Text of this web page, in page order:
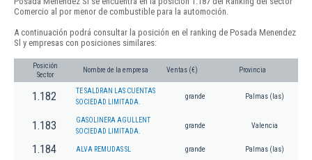
Comercio al por menor de combustible para la automoción.
A continuación podrá consultar la posición en el ranking de Posada Menendez
Sl y empresas con posiciones similares:
Posición
Sector
Nombre de la empresa Ventas (€) Provincia
1.182
TE SALDRAN LAS CUENTAS
SOCIEDAD LIMITADA.
grande Palmas (las)
1.183
GASOLINERA AGULLENT
SOCIEDAD LIMITADA.
grande Valencia
1.184 ALVA REMUDAS SL grande Palmas (las)